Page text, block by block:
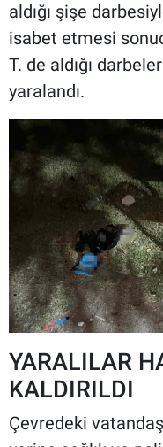
aldığı şişe
isabet etmesi
T. de aldığı
yaralandı.
YARALILAR
KALDIRILDI
Çevredeki